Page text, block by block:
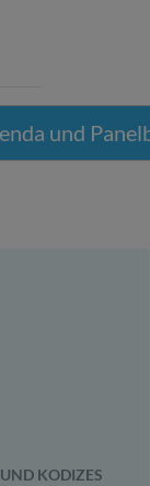
und
KODIZES